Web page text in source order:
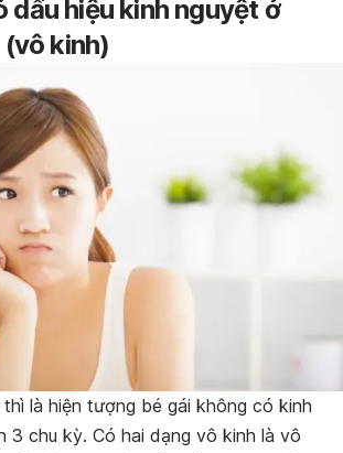
dấu hiệu kinh nguyệt ở
kinh)
là hiện tượng bé gái không có kinh
3 chu kỳ. Có hai dạng vô kinh là vô